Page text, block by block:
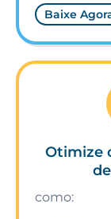
Baixe
Otimize
como: